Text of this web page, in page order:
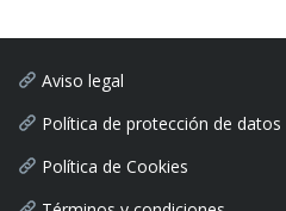
Aviso legal
Política de protección de datos
Política de Cookies